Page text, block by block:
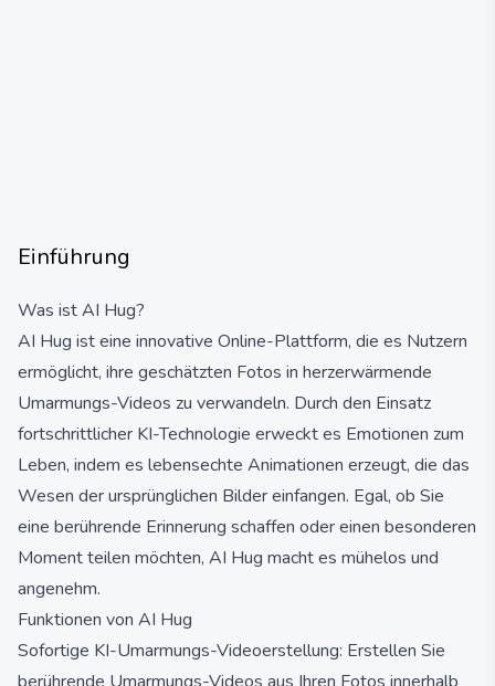
Einführung
Was ist AI Hug?
AI Hug ist eine innovative Online-Plattform, die es Nutzern
ermöglicht, ihre geschätzten Fotos in herzerwärmende
Umarmungs-Videos zu verwandeln. Durch den Einsatz
fortschrittlicher KI-Technologie erweckt es Emotionen zum
Leben, indem es lebensechte Animationen erzeugt, die das
Wesen der ursprünglichen Bilder einfangen. Egal, ob Sie
eine berührende Erinnerung schaffen oder einen besonderen
Moment teilen möchten, AI Hug macht es mühelos und
angenehm.
Funktionen von AI Hug
Sofortige KI-Umarmungs-Videoerstellung: Erstellen Sie